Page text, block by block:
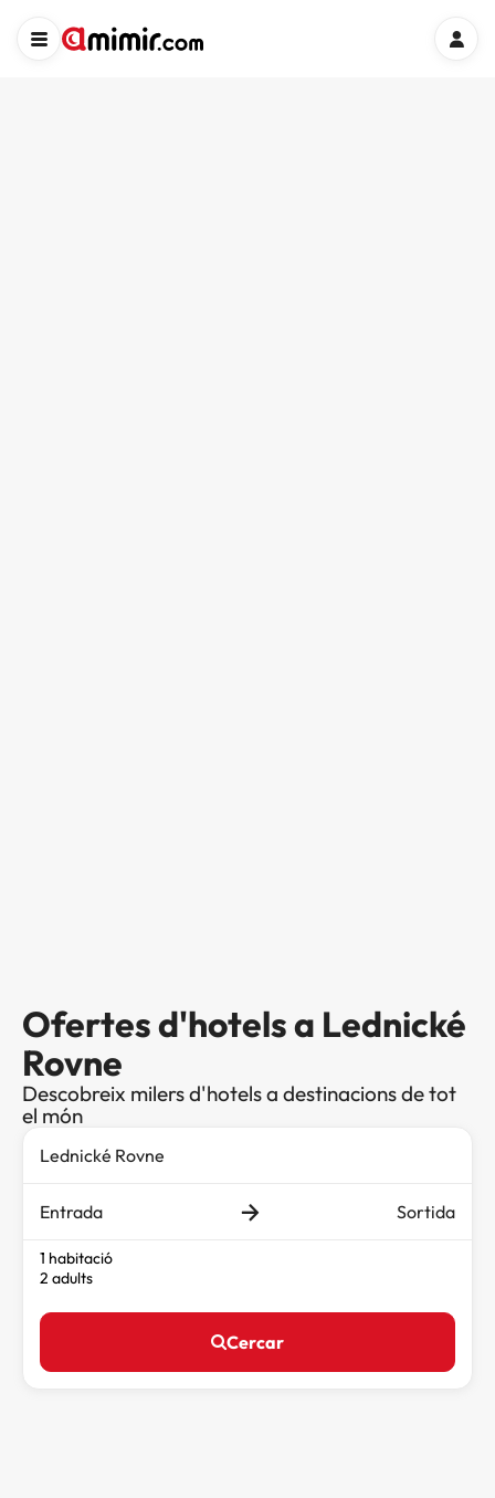
Ofertes d'hotels a Lednické
Rovne
Descobreix milers d'hotels a destinacions de tot
el món
Entrada Sortida
1 habitació
2 adults
Cercar